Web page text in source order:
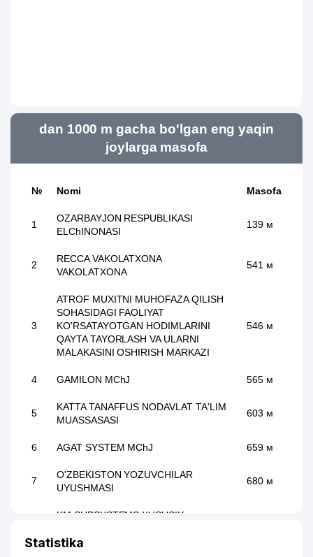
dan 1000 m gacha bo'lgan eng yaqin
joylarga masofa
№ Nomi Masofa
1
OZARBAYJON RESPUBLIKASI
ELChINONASI
139 м
2
RECCA VAKOLATXONA
VAKOLATXONA
541 м
3
ATROF MUXITNI MUHOFAZA QILISH
SOHASIDAGI FAOLIYAT
KO'RSATAYOTGAN HODIMLARINI
QAYTA TAYORLASH VA ULARNI
MALAKASINI OSHIRISH MARKAZI
546 м
4 GAMILON MChJ 565 м
5
KATTA TANAFFUS NODAVLAT TA'LIM
MUASSASASI
603 м
6 AGAT SYSTEM MChJ 659 м
7
O'ZBEKISTON YOZUVCHILAR
UYUSHMASI
680 м
KM SUBSYSTEMS XUSUSIY
Statistika